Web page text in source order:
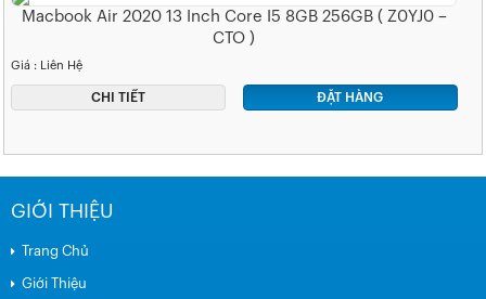
Macbook Air 2020 13 Inch Core I5 8GB 256GB ( Z0YJ0 –
CTO )
Giá : Liên Hệ
CHI TIẾT ĐẶT HÀNG
GIỚI THIỆU
Trang Chủ
Giới Thiệu